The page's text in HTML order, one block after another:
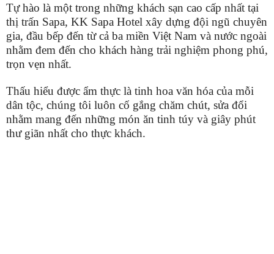
Tự hào là một trong những khách sạn cao cấp nhất tại
thị trấn Sapa, KK Sapa Hotel xây dựng đội ngũ chuyên
gia, đầu bếp đến từ cả ba miền Việt Nam và nước ngoài
nhằm đem đến cho khách hàng trải nghiệm phong phú,
trọn vẹn nhất.
Thấu hiểu được ẩm thực là tinh hoa văn hóa của mỗi
dân tộc, chúng tôi luôn cố gắng chăm chút, sửa đổi
nhằm mang đến những món ăn tinh túy và giây phút
thư giãn nhất cho thực khách.